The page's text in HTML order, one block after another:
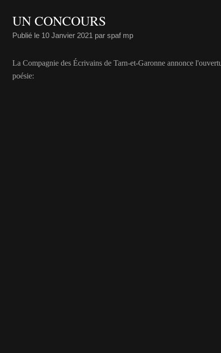
UN CONCOURS
Publié le 10 Janvier 2021 par spaf mp
La Compagnie des Écrivains de Tarn-et-Garonne annonce
poésie: